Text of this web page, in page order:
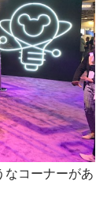
なコーナーがあ